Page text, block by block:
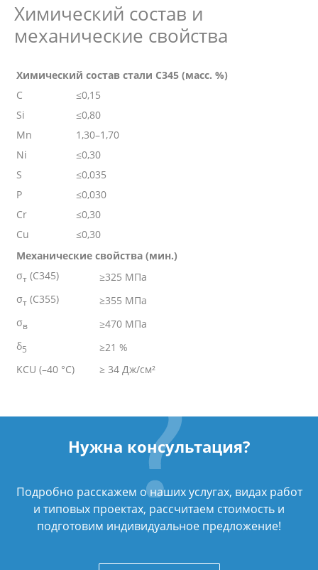
Химический состав и
механические свойства
Химический состав стали С345 (масс. %)
C
≤0,15
Si
≤0,80
Mn
1,30–1,70
Ni
≤0,30
S
≤0,035
P
≤0,030
Cr
≤0,30
Cu
≤0,30
Механические свойства (мин.)
σт (С345)
≥325 МПа
σт (С355)
≥355 МПа
σв
≥470 МПа
δ5
≥21 %
KCU (–40 °C)
≥ 34 Дж/см²
Нужна консультация?
Подробно расскажем о наших услугах, видах работ
и типовых проектах, рассчитаем стоимость и
подготовим индивидуальное предложение!